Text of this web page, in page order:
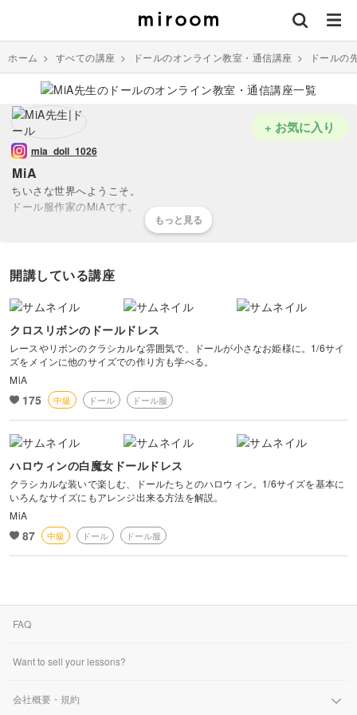
ホーム > すべての講座 > ドールのオンライン教室・通信講座 > ドールの
MiA
mia_doll_1026
ちいさな世界へようこそ。
ドール服作家のMiAです。
ドール服専用のプリント生地やレース、素材を使用し可愛らしいロリ
きっかけは娘達のお人形さんごっこ。
「この子 お洋服これしか ないの」
お洋服を作りを始めました。
今では私の方がちいさな世界に夢中になっています。
皆さんも ちいさな その子に
+ お気に入り
開講している講座
クロスリボンのドールドレス
レースやリボンのクラシカルな雰囲気で、ドールが小さなお姫様に。1/6サイ
ズをメインに他のサイズでの作り方も学べる。
MiA
175 中級 ドール ドール服
ハロウィンの白魔女ドールドレス
クラシカルな装いで楽しむ、ドールたちとのハロウィン。1/6サイズを基本に
いろんなサイズにもアレンジ出来る方法を解説。
MiA
87 中級 ドール ドール服
FAQ
Want to sell your lessons?
会社概要・規約